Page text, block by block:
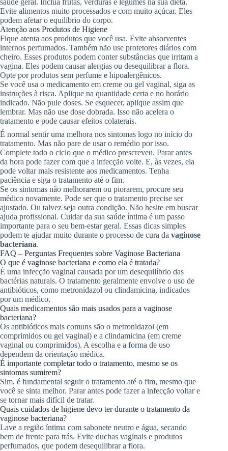
saúde geral. Inclua frutas, verduras e legumes na sua dieta.
Evite alimentos muito processados e com muito açúcar. Eles
podem afetar o equilíbrio do corpo.
Atenção aos Produtos de Higiene
Fique atenta aos produtos que você usa. Evite absorventes
internos perfumados. Também não use protetores diários com
cheiro. Esses produtos podem conter substâncias que irritam a
vagina. Eles podem causar alergias ou desequilibrar a flora.
Opte por produtos sem perfume e hipoalergênicos.
Se você usa o medicamento em creme ou gel vaginal, siga as
instruções à risca. Aplique na quantidade certa e no horário
indicado. Não pule doses. Se esquecer, aplique assim que
lembrar. Mas não use dose dobrada. Isso não acelera o
tratamento e pode causar efeitos colaterais.
É normal sentir uma melhora nos sintomas logo no início do
tratamento. Mas não pare de usar o remédio por isso.
Complete todo o ciclo que o médico prescreveu. Parar antes
da hora pode fazer com que a infecção volte. E, às vezes, ela
pode voltar mais resistente aos medicamentos. Tenha
paciência e siga o tratamento até o fim.
Se os sintomas não melhorarem ou piorarem, procure seu
médico novamente. Pode ser que o tratamento precise ser
ajustado. Ou talvez seja outra condição. Não hesite em buscar
ajuda profissional. Cuidar da sua saúde íntima é um passo
importante para o seu bem-estar geral. Essas dicas simples
podem te ajudar muito durante o processo de cura da vaginose
bacteriana.
FAQ – Perguntas Frequentes sobre Vaginose Bacteriana
O que é vaginose bacteriana e como ela é tratada?
É uma infecção vaginal causada por um desequilíbrio das
bactérias naturais. O tratamento geralmente envolve o uso de
antibióticos, como metronidazol ou clindamicina, indicados
por um médico.
Quais medicamentos são mais usados para a vaginose
bacteriana?
Os antibióticos mais comuns são o metronidazol (em
comprimidos ou gel vaginal) e a clindamicina (em creme
vaginal ou comprimidos). A escolha e a forma de uso
dependem da orientação médica.
É importante completar todo o tratamento, mesmo se os
sintomas sumirem?
Sim, é fundamental seguir o tratamento até o fim, mesmo que
você se sinta melhor. Parar antes pode fazer a infecção voltar e
se tornar mais difícil de tratar.
Quais cuidados de higiene devo ter durante o tratamento da
vaginose bacteriana?
Lave a região íntima com sabonete neutro e água, secando
bem de frente para trás. Evite duchas vaginais e produtos
perfumados, que podem desequilibrar a flora.